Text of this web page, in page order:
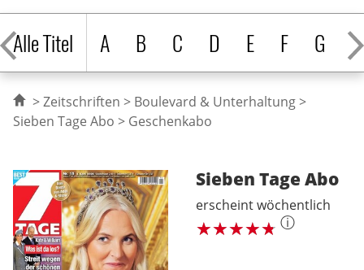
Alle Titel
A B C D E F G H
Zeitschriften
Boulevard & Unterhaltung
Sieben Tage Abo
Geschenkabo
Sieben Tage Abo
erscheint wöchentlich
ⓘ